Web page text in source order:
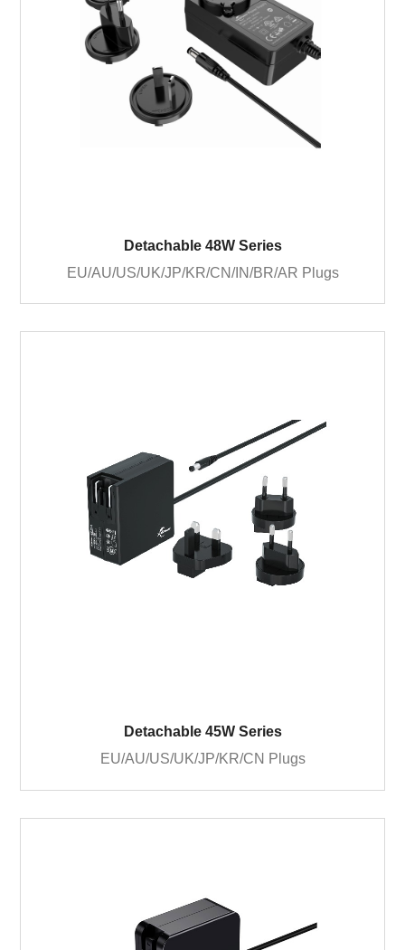
Detachable 48W Series
EU/AU/US/UK/JP/KR/CN/IN/BR/AR Plugs
Detachable 45W Series
EU/AU/US/UK/JP/KR/CN Plugs